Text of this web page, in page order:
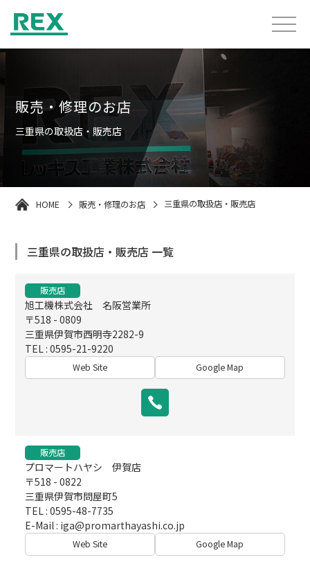
販売・修理のお店
三重県の取扱店・販売店
HOME 販売・修理のお店 三重県の取扱店・販売店
三重県の取扱店・販売店 一覧
販売店
旭工機株式会社 名阪営業所
〒518 - 0809
三重県伊賀市西明寺2282-9
TEL : 0595-21-9220
Web Site Google Map
販売店
プロマートハヤシ 伊賀店
〒518 - 0822
三重県伊賀市問屋町5
TEL : 0595-48-7735
E-Mail : iga@promarthayashi.co.jp
Web Site Google Map